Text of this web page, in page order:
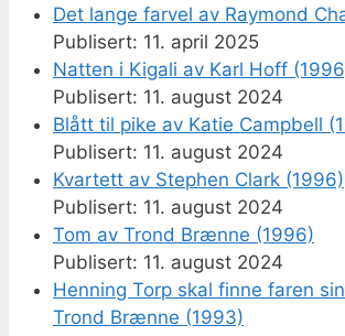
Det lange farvel av Raymond
11. april 2025
Natten i Kigali av Karl Hoff
11. august 2024
Blått til pike av Katie Campbell
11. august 2024
Kvartett av Stephen Clark (1996)
11. august 2024
Tom av Trond Brænne (1996)
11. august 2024
Henning Torp skal finne faren
Trond Brænne (1993)